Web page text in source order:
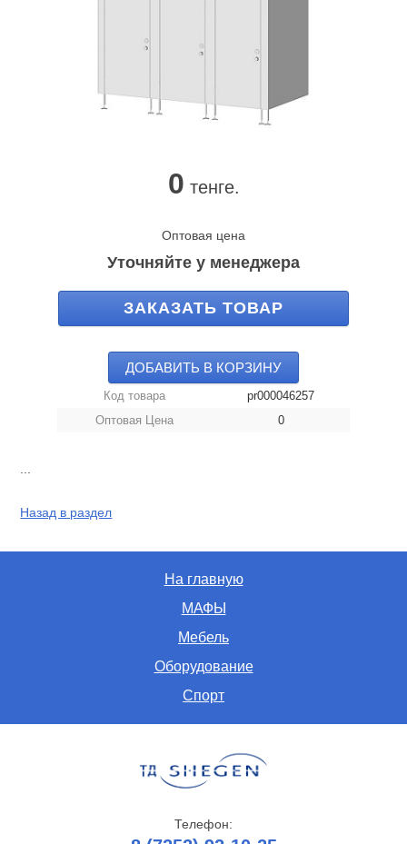
0 тенге.
Оптовая цена
Уточняйте у менеджера
ЗАКАЗАТЬ ТОВАР
ДОБАВИТЬ В КОРЗИНУ
Код товара
pr000046257
Оптовая Цена
0
Назад в раздел
На главную
МАФЫ
Мебель
Оборудование
Спорт
Телефон: